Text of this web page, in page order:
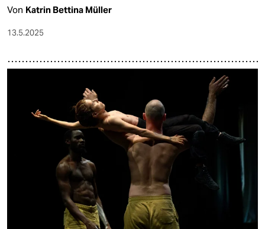
Von Katrin Bettina Müller
13.5.2025